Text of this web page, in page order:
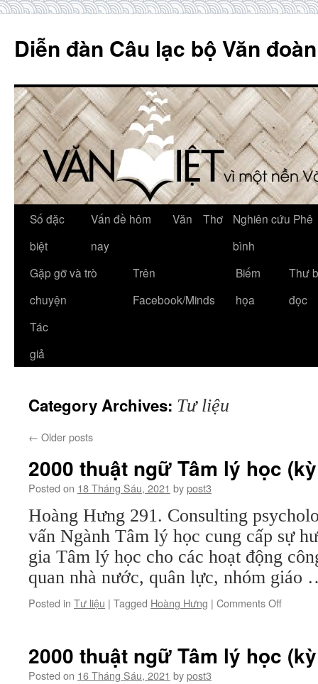
content
Diễn đàn Câu lạc bộ Văn
Số đặc
biệt
Vấn đề hôm
nay
Văn Thơ
Nghiên cứu Phê
bình
Gặp gỡ và trò
chuyện
Trên
Facebook/Minds
Biếm
họa
Thư
đọc
Tác
giả
Category Archives: Tư liệu
← Older posts
2000 thuật ngữ Tâm lý học
Posted on 18 Tháng Sáu, 2021 bypost3
Hoàng Hưng 291. Consulting
vấn Ngành Tâm lý học cung cấp sự
gia Tâm lý học cho các hoạt động
quan nhà nước, quân lực, nhóm
Posted in Tư liệu | Tagged Hoàng Hưng | Comments Offon
Tâm
2000 thuật ngữ Tâm lý học
Posted on 16 Tháng Sáu, 2021 bypost3